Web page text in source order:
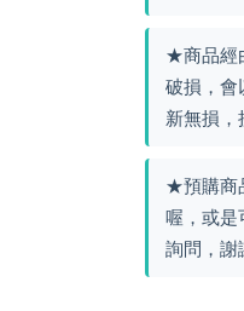
★商品經
破損，會
新無損，
★預購商
喔，或是
詢問，謝